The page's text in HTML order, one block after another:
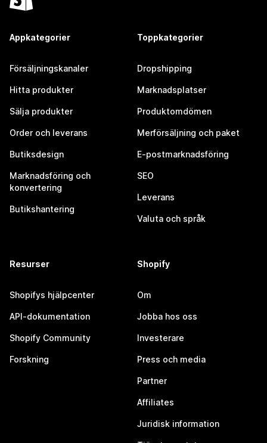
Appkategorier
Försäljningskanaler
Hitta produkter
Sälja produkter
Order och leverans
Butiksdesign
Marknadsföring och
konvertering
Butikshantering
Toppkategorier
Dropshipping
Marknadsplatser
Produktomdömen
Merförsäljning och paket
E-postmarknadsföring
SEO
Leverans
Valuta och språk
Resurser
Shopifys hjälpcenter
API-dokumentation
Shopify Community
Forskning
Shopify
Om
Jobba hos oss
Investerare
Press och media
Partner
Affiliates
Juridisk information